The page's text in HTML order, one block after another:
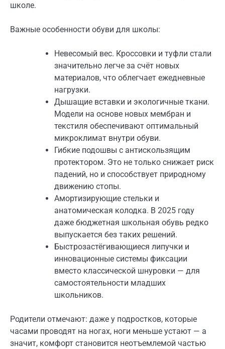
школе.
Важные особенности обуви для школы:
Невесомый вес. Кроссовки и туфли стали
значительно легче за счёт новых
материалов, что облегчает ежедневные
нагрузки.
Дышащие вставки и экологичные ткани.
Модели на основе новых мембран и
текстиля обеспечивают оптимальный
микроклимат внутри обуви.
Гибкие подошвы с антискользящим
протектором. Это не только снижает риск
падений, но и способствует природному
движению стопы.
Амортизирующие стельки и
анатомическая колодка. В 2025 году
даже бюджетная школьная обувь редко
выпускается без таких решений.
Быстрозастёгивающиеся липучки и
инновационные системы фиксации
вместо классической шнуровки — для
самостоятельности младших
школьников.
Родители отмечают: даже у подростков, которые
часами проводят на ногах, ноги меньше устают — а
значит, комфорт становится неотъемлемой частью